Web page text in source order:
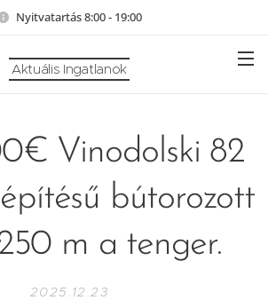
Nyitvatartás 8:00 - 19:00
Aktuális Ingatlanok
Vinodolski 82
bútorozott
m a tenger.
2025.12.23